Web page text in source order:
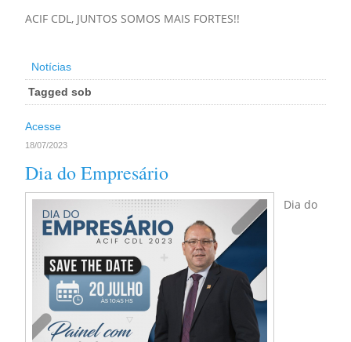
ACIF CDL, JUNTOS SOMOS MAIS FORTES!!
Notícias
Tagged sob
Acesse
18/07/2023
Dia do Empresário
Dia do